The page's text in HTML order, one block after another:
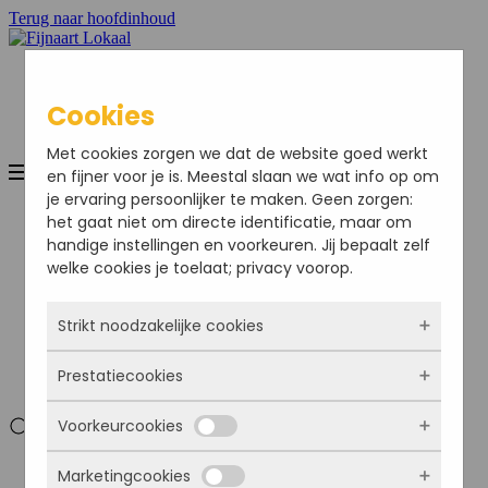
Terug naar hoofdinhoud
Home
Nieuws
Sport
Bedrijven
Adverteren
Colofon
Mijn Account
Cookies
Met cookies zorgen we dat de website goed werkt
en fijner voor je is. Meestal slaan we wat info op om
je ervaring persoonlijker te maken. Geen zorgen:
het gaat niet om directe identificatie, maar om
handige instellingen en voorkeuren. Jij bepaalt zelf
welke cookies je toelaat; privacy voorop.
Strikt noodzakelijke cookies
Deze cookies zorgen ervoor dat de website
überhaupt werkt. Ze zijn dus altijd actief en
kunnen niet worden uitgezet. Meestal worden
ze alleen geplaatst als jij iets doet, zoals
inloggen, een formulier invullen of je
Prestatiecookies
Met deze cookies zien we hoe vaak onze site
bezocht wordt, waar bezoekers vandaan
komen en welke pagina’s populair zijn. Zo
Voorkeurcookies
Deze cookies onthouden jouw voorkeuren.
Marketingcookies